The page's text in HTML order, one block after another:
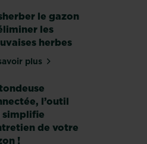
le gazon
les
herbes
plus
sur Désherber le gazon et
l’outil
simplifie
de votre
!